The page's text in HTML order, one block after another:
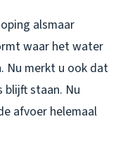
alsmaar
waar het water
Nu merkt u ook dat
staan. Nu
afvoer helemaal